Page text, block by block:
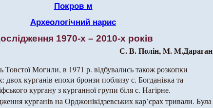
Покров м
Археологічний нарис
1970-х – 2010-х років
С. В. Полін, М. М.Дараган
Товстої Могили, в 1971 р. відбувались також розкопки
двох курганів епохи бронзи поблизу с. Богданівка та
кургану з курганної групи біля с. Нагірне.
курганів на Орджонікідзевських кар’єрах тривали. Була